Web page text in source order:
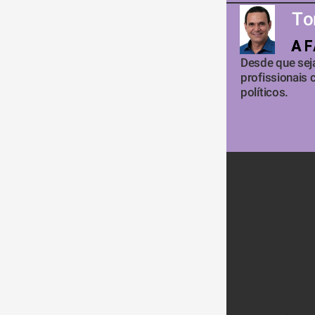
A
A
Desde que
profissionais
políticos.